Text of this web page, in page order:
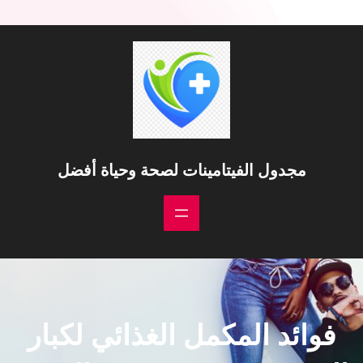
مجدول الفيتامينات لصحة وحياة أفضل
فوائد المكمل الغذائي لكبار